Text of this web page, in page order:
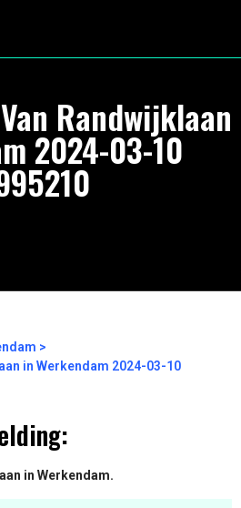
Randwijklaan
2024-03-10
in Werkendam 2024-03-10
in Werkendam.